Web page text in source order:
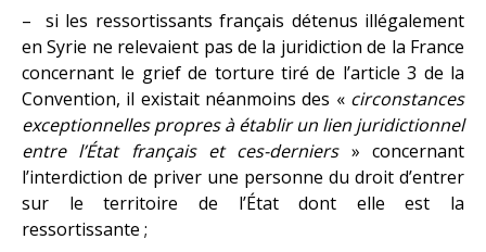
– si les ressortissants français détenus illégalement
en Syrie ne relevaient pas de la juridiction de la France
concernant le grief de torture tiré de l’article 3 de la
Convention, il existait néanmoins des « circonstances
exceptionnelles propres à établir un lien juridictionnel
entre l’État français et ces-derniers» concernant
l’interdiction de priver une personne du droit d’entrer
sur le territoire de l’État dont elle est la
ressortissante ;